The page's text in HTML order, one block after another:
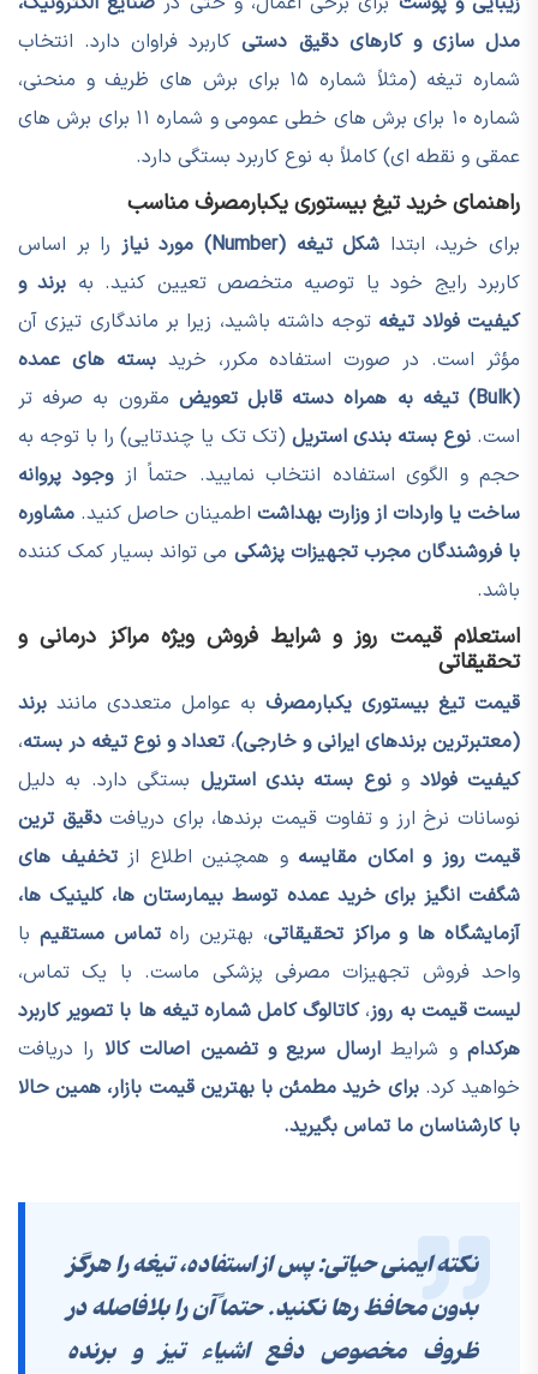
مدل سازی و کارهای دقیق دستیکاربرد فراوان دارد. انتخاب
شماره تیغه (مثلاً شماره ۱۵ برای برش های ظریف و منحنی،
شماره ۱۰ برای برش های خطی عمومی و شماره ۱۱ برای برش های
عمقی و نقطه ای) کاملاً به نوع کاربرد بستگی دارد.
راهنمای خرید تیغ بیستوری یکبارمصرف مناسب
برای خرید، ابتدا شکل تیغه (Number) مورد نیاز
را بر اساس
کاربرد رایج خود یا توصیه متخصص تعیین کنید. به برند و
کیفیت فولاد تیغه توجه داشته باشید، زیرا بر ماندگاری تیزی آن
مؤثر است. در صورت استفاده مکرر، خریدبسته های عمده
(Bulk) تیغه به همراه دسته قابل تعویض
مقرون به صرفه تر
است.نوع بسته بندی استریل (تک تک یا چندتایی) را با توجه به
حجم و الگوی استفاده انتخاب نمایید. حتماً ازوجود پروانه
ساخت یا واردات از وزارت بهداشت اطمینان حاصل کنید. مشاوره
با فروشندگان مجرب تجهیزات پزشکی می تواند بسیار کمک کننده
باشد.
استعلام قیمت روز و شرایط فروش ویژه مراکز درمانی و
تحقیقاتی
قیمت تیغ بیستوری یکبارمصرف به عوامل متعددی مانند برند
(معتبرترین برندهای ایرانی و خارجی)، تعداد و نوع تیغه در بسته،
کیفیت فولاد ونوع بسته بندی استریل بستگی دارد. به دلیل
نوسانات نرخ ارز و تفاوت قیمت برندها، برای دریافتدقیق ترین
قیمت روز و امکان مقایسه و همچنین اطلاع ازتخفیف های
شگفت انگیز برای خرید عمده توسط بیمارستان ها، کلینیک ها،
آزمایشگاه ها و مراکز تحقیقاتی، بهترین راهتماس مستقیم با
واحد فروش تجهیزات مصرفی پزشکی ماست. با یک تماس،
لیست قیمت به روز،کاتالوگ کامل شماره تیغه ها با تصویر کاربرد
هرکدامو شرایطارسال سریع و تضمین اصالت کالا را دریافت
خواهید کرد.برای خرید مطمئن با بهترین قیمت بازار، همین حالا
با کارشناسان ما تماس بگیرید.
نکته ایمنی حیاتی: پس از استفاده، تیغه را هرگز
بدون محافظ رها نکنید. حتماً آن را بلافاصله در
ظروف مخصوص دفع اشیاء تیز و برنده